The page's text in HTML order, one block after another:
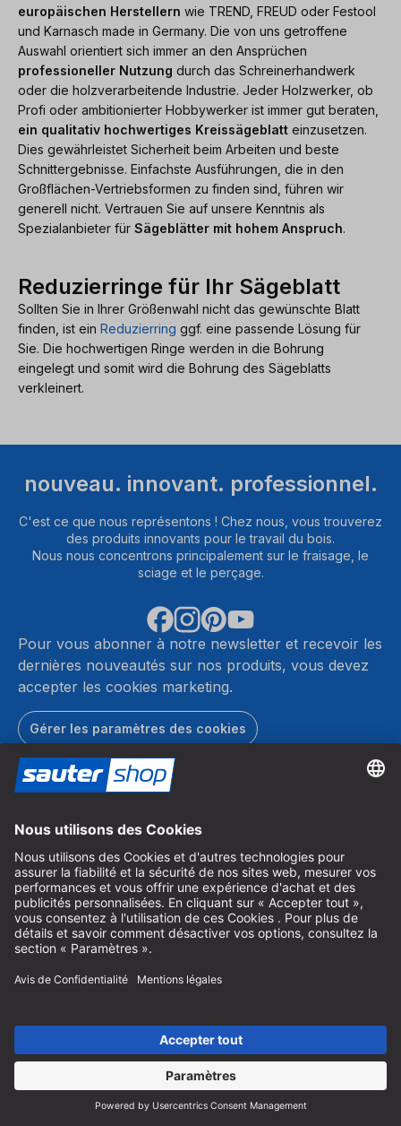
europäischen Herstellern wie TREND, FREUD oder Festool
und Karnasch made in Germany. Die von uns getroffene
Auswahl orientiert sich immer an den Ansprüchen
professioneller Nutzung durch das Schreinerhandwerk
oder die holzverarbeitende Industrie. Jeder Holzwerker, ob
Profi oder ambitionierter Hobbywerker ist immer gut beraten,
ein qualitativ hochwertiges Kreissägeblatt einzusetzen.
Dies gewährleistet Sicherheit beim Arbeiten und beste
Schnittergebnisse. Einfachste Ausführungen, die in den
Großflächen-Vertriebsformen zu finden sind, führen wir
generell nicht. Vertrauen Sie auf unsere Kenntnis als
Spezialanbieter für Sägeblätter mit hohem Anspruch.
Reduzierringe für Ihr Sägeblatt
Sollten Sie in Ihrer Größenwahl nicht das gewünschte Blatt
finden, ist ein Reduzierring ggf. eine passende Lösung für
Sie. Die hochwertigen Ringe werden in die Bohrung
eingelegt und somit wird die Bohrung des Sägeblatts
verkleinert.
nouveau. innovant. professionnel.
C'est ce que nous représentons ! Chez nous, vous trouverez
des produits innovants pour le travail du bois.
Nous nous concentrons principalement sur le fraisage, le
sciage et le perçage.
Pour vous abonner à notre newsletter et recevoir les
dernières nouveautés sur nos produits, vous devez
accepter les cookies marketing.
Gérer les paramètres des cookies
Bons cadeaux
Faites plaisir à vos proches avec le bon cadeau sautershop.
Commander un bon cadeau
Catalogue
découvrez toute notre gamme.
Commander le catalogue